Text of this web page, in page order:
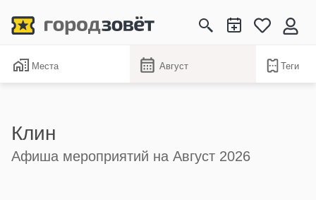
Места Август Теги
Клин
Афиша мероприятий на Август 2026